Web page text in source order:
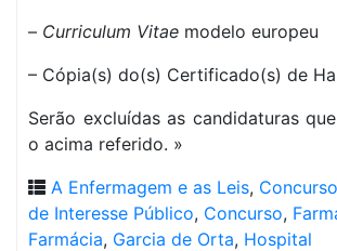
– Curriculum Vitae modelo europeu
– Cópia(s) do(s) Certificado(s) de
Serão excluídas as candidaturas
o acima referido. »
A Enfermagem e as Leis,
de Interesse Público, Concurso,
Farmácia, Garcia de Orta, Hospital